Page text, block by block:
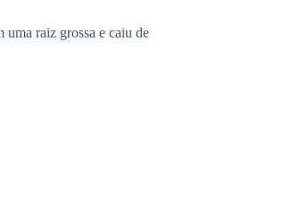
uma raiz grossa e caiu de
Tô ouvindo a voz dele…